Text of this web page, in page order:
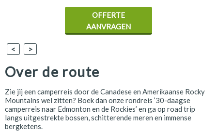
< >
Over de route
Zie jij een camperreis door de Canadese en Amerikaanse Rocky
Mountains wel zitten? Boek dan onze rondreis ‘30-daagse
camperreis naar Edmonton en de Rockies’ en ga op road trip
langs uitgestrekte bossen, schitterende meren en immense
bergketens.
OFFERTE
AANVRAGEN